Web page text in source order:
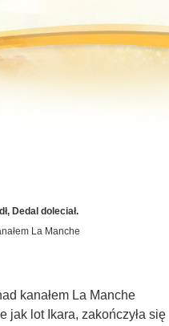
Dedal doleciał.
La Manche
kanałem La Manche
jak lot Ikara, zakończyła się